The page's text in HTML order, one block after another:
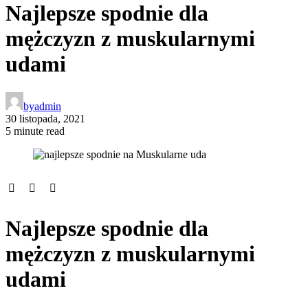
Najlepsze spodnie dla
mężczyzn z muskularnymi
udami
byadmin
30 listopada, 2021
5 minute read
Najlepsze spodnie dla
mężczyzn z muskularnymi
udami